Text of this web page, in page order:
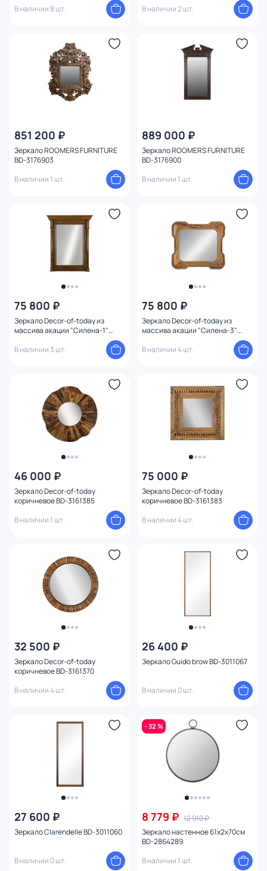
В наличии 8 шт.
В наличии 2 шт.
851 200 ₽
Зеркало ROOMERS FURNITURE
BD-3176903
В наличии 1 шт.
889 000 ₽
Зеркало ROOMERS FURNITURE
BD-3176900
В наличии 1 шт.
75 800 ₽
Зеркало Decor-of-today из
массива акации "Силена-1"
В наличии 3 шт.
75 800 ₽
Зеркало Decor-of-today из
массива акации "Силена-3"
В наличии 4 шт.
46 000 ₽
Зеркало Decor-of-today
коричневое BD-3161385
В наличии 1 шт.
75 000 ₽
Зеркало Decor-of-today
коричневое BD-3161383
В наличии 4 шт.
32 500 ₽
Зеркало Decor-of-today
коричневое BD-3161370
В наличии 4 шт.
26 400 ₽
Зеркало Guido brow BD-3011067
В наличии 0 шт.
27 600 ₽
Зеркало Clarendelle BD-3011060
В наличии 0 шт.
- 32 %
8 779 ₽ 12 910 ₽
Зеркало настенное 61х2х70см
BD-2864289
В наличии 1 шт.